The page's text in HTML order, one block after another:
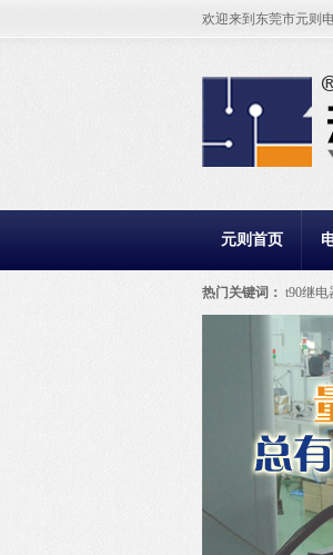
欢迎来到东莞市元则
元则首页
热门关键词： t90继电
继电器